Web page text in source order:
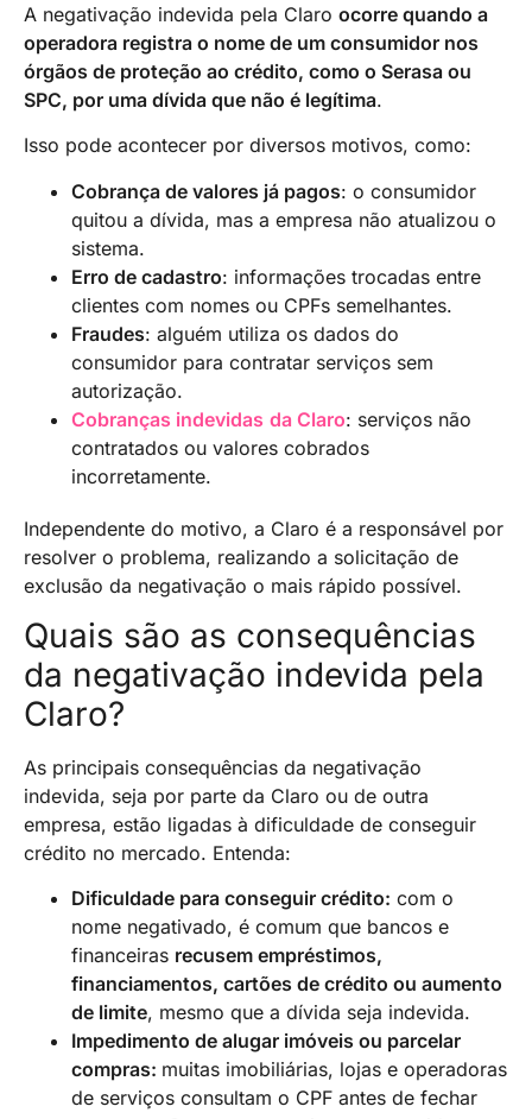
​A negativação indevida pela Claro ocorre quando a
operadora registra o nome de um consumidor nos
órgãos de proteção ao crédito, como o Serasa ou
SPC, por uma dívida que não é legítima.
Isso pode acontecer por diversos motivos, como:​
Cobrança de valores já pagos: o consumidor
quitou a dívida, mas a empresa não atualizou o
sistema.
Erro de cadastro: informações trocadas entre
clientes com nomes ou CPFs semelhantes.
Fraudes: alguém utiliza os dados do
consumidor para contratar serviços sem
autorização.
Cobranças indevidas da Claro: serviços não
contratados ou valores cobrados
incorretamente.
Independente do motivo, a Claro é a responsável por
resolver o problema, realizando a solicitação de
exclusão da negativação o mais rápido possível.
Quais são as consequências
da negativação indevida pela
Claro?
As principais consequências da negativação
indevida, seja por parte da Claro ou de outra
empresa, estão ligadas à dificuldade de conseguir
crédito no mercado. Entenda:
Dificuldade para conseguir crédito: com o
nome negativado, é comum que bancos e
financeiras recusem empréstimos,
financiamentos, cartões de crédito ou aumento
de limite, mesmo que a dívida seja indevida.
Impedimento de alugar imóveis ou parcelar
compras: muitas imobiliárias, lojas e operadoras
de serviços consultam o CPF antes de fechar